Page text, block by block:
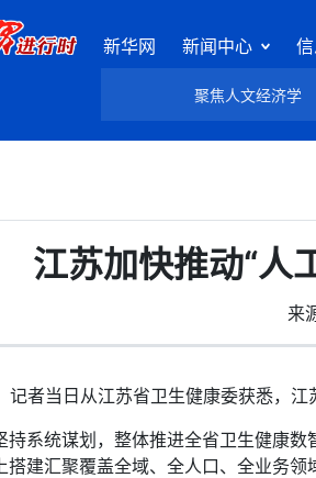
新华网 新闻中心
聚焦人文经济学
江苏加快推动“人
来
当日从江苏省卫生健康委获悉，江
统谋划，整体推进全省卫生健康数
建汇聚覆盖全域、全人口、全业务